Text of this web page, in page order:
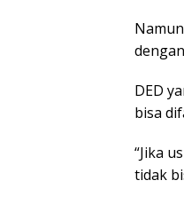
DED
bisa
“Jika
tidak